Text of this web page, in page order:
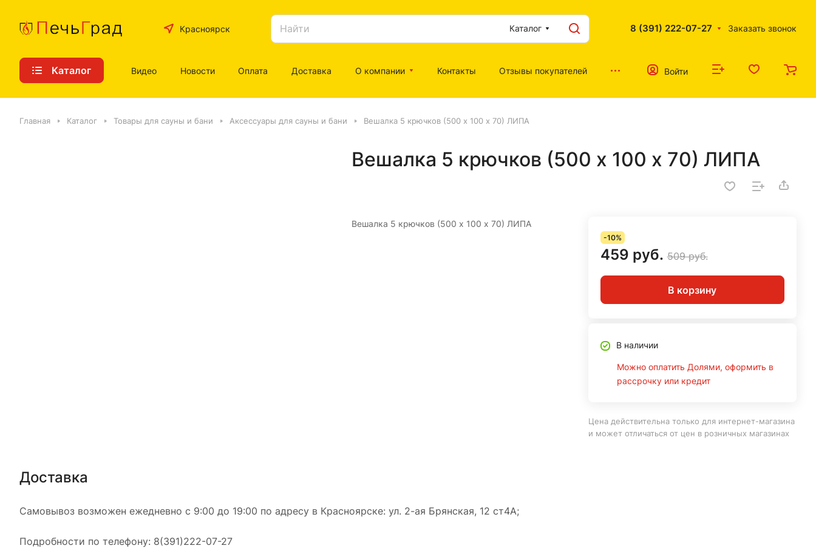
Красноярск Каталог 8 (391) 222-07-27 Заказать звонок
Каталог Видео Новости Оплата Доставка О компании Контакты Отзывы покупателей Войти
Главная Каталог Товары для сауны и бани Аксессуары для сауны и бани Вешалка 5 крючков (500 х 100 х 70) ЛИПА
Вешалка 5 крючков (500 х 100 х 70) ЛИПА
Вешалка 5 крючков (500 х 100 х 70) ЛИПА
-10%
459 руб. 509 руб.
В корзину
В наличии
Можно оплатить Долями, оформить в
рассрочку или кредит
Цена действительна только для интернет-магазина
и может отличаться от цен в розничных магазинах
Доставка
Самовывоз возможен ежедневно с 9:00 до 19:00 по адресу в Красноярске: ул. 2-ая Брянская, 12 ст4А;
Подробности по телефону: 8(391)222-07-27